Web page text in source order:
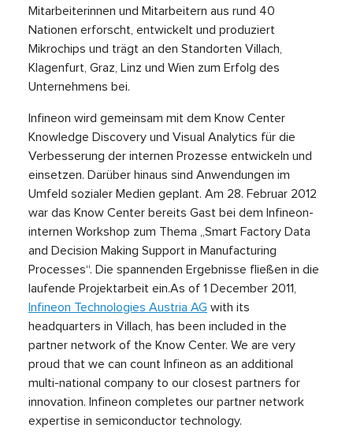
Mitarbeiterinnen und Mitarbeitern aus rund 40
Nationen erforscht, entwickelt und produziert
Mikrochips und trägt an den Standorten Villach,
Klagenfurt, Graz, Linz und Wien zum Erfolg des
Unternehmens bei.
Infineon wird gemeinsam mit dem Know Center
Knowledge Discovery und Visual Analytics für die
Verbesserung der internen Prozesse entwickeln und
einsetzen. Darüber hinaus sind Anwendungen im
Umfeld sozialer Medien geplant. Am 28. Februar 2012
war das Know Center bereits Gast bei dem Infineon-
internen Workshop zum Thema „Smart Factory Data
and Decision Making Support in Manufacturing
Processes“. Die spannenden Ergebnisse fließen in die
laufende Projektarbeit ein.As of 1 December 2011,
Infineon Technologies Austria AG with its
headquarters in Villach, has been included in the
partner network of the Know Center. We are very
proud that we can count Infineon as an additional
multi-national company to our closest partners for
innovation. Infineon completes our partner network
expertise in semiconductor technology.